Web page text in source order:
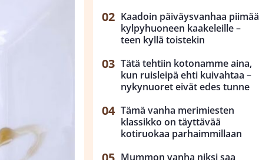
Kaadoin päiväysvanhaa piimää
kylpyhuoneen kaakeleille –
teen kyllä toistekin
Tätä tehtiin kotonamme aina,
kun ruisleipä ehti kuivahtaa –
nykynuoret eivät edes tunne
Tämä vanha merimiesten
klassikko on täyttävää
kotiruokaa parhaimmillaan
Mummon vanha niksi saa